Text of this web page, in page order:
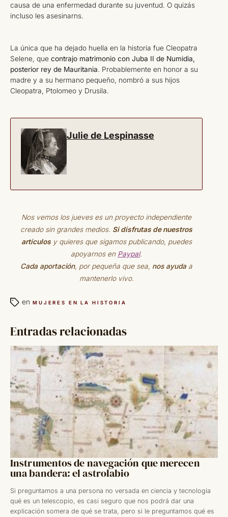
causa de una enfermedad durante su juventud. O quizás
incluso les asesinarns.
La única que ha dejado huella en la historia fue Cleopatra
Selene, que contrajo matrimonio con Juba II de Numidia,
posterior rey de Mauritania. Probablemente en honor a su
madre y a su hermano pequeño, nombró a sus hijos
Cleopatra, Ptolomeo y Drusila.
Julie de Lespinasse
Nos vemos los jueves es un proyecto independiente
creado sin grandes medios. Si disfrutas de nuestros
artículosy quieres que sigamos publicando, puedes
apoyarnos en Paypal.
Cada aportación, por pequeña que sea, nos ayudaa
mantenerlo vivo.
en MUJERES EN LA HISTORIA
Entradas relacionadas
Instrumentos de navegación que merecen
una bandera: el astrolabio
Si preguntamos a una persona no versada en ciencia y tecnología
qué es un telescopio, es casi seguro que nos podrá dar una
explicación somera de qué se trata, pero si le preguntamos qué es